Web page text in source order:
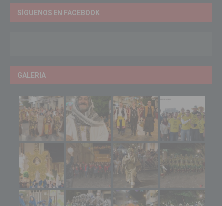
SÍGUENOS EN FACEBOOK
GALERIA